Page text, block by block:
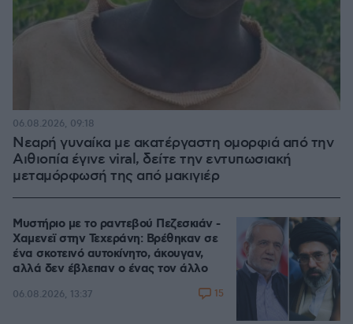
Νεαρή γυναίκα με ακατέργαστη ομορφιά από την
Αιθιοπία έγινε viral, δείτε την εντυπωσιακή
μεταμόρφωσή της από μακιγιέρ
06.08.2026, 09:18
Μυστήριο με το ραντεβού Πεζεσκιάν -
Χαμενεϊ στην Τεχεράνη: Βρέθηκαν σε
ένα σκοτεινό αυτοκίνητο, άκουγαν,
αλλά δεν έβλεπαν ο ένας τον άλλο
06.08.2026, 13:37 15